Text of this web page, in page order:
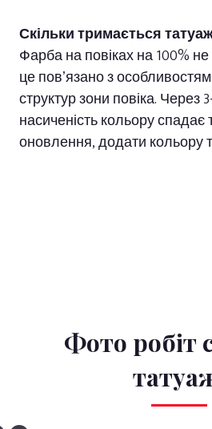
Скільки тримається
Фарба на повіках на 100%
це повʼязано з
структур зони повіка. Через
насиченість кольору
оновлення, додати кольору
Фото робіт